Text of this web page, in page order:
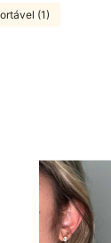
(1)